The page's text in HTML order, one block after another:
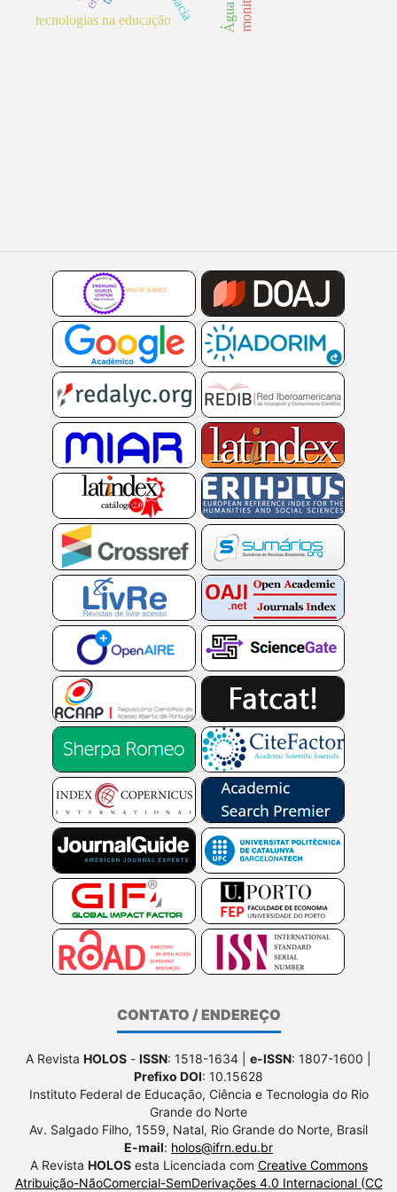
tecnologias na educação
CONTATO / ENDEREÇO
A Revista HOLOS - ISSN: 1518-1634 | e-ISSN: 1807-1600 |
Prefixo DOI: 10.15628
Instituto Federal de Educação, Ciência e Tecnologia do Rio
Grande do Norte
Av. Salgado Filho, 1559, Natal, Rio Grande do Norte, Brasil
E-mail: holos@ifrn.edu.br
A Revista HOLOSesta Licenciada com Creative Commons
Atribuição-NãoComercial-SemDerivações 4.0 Internacional (CC